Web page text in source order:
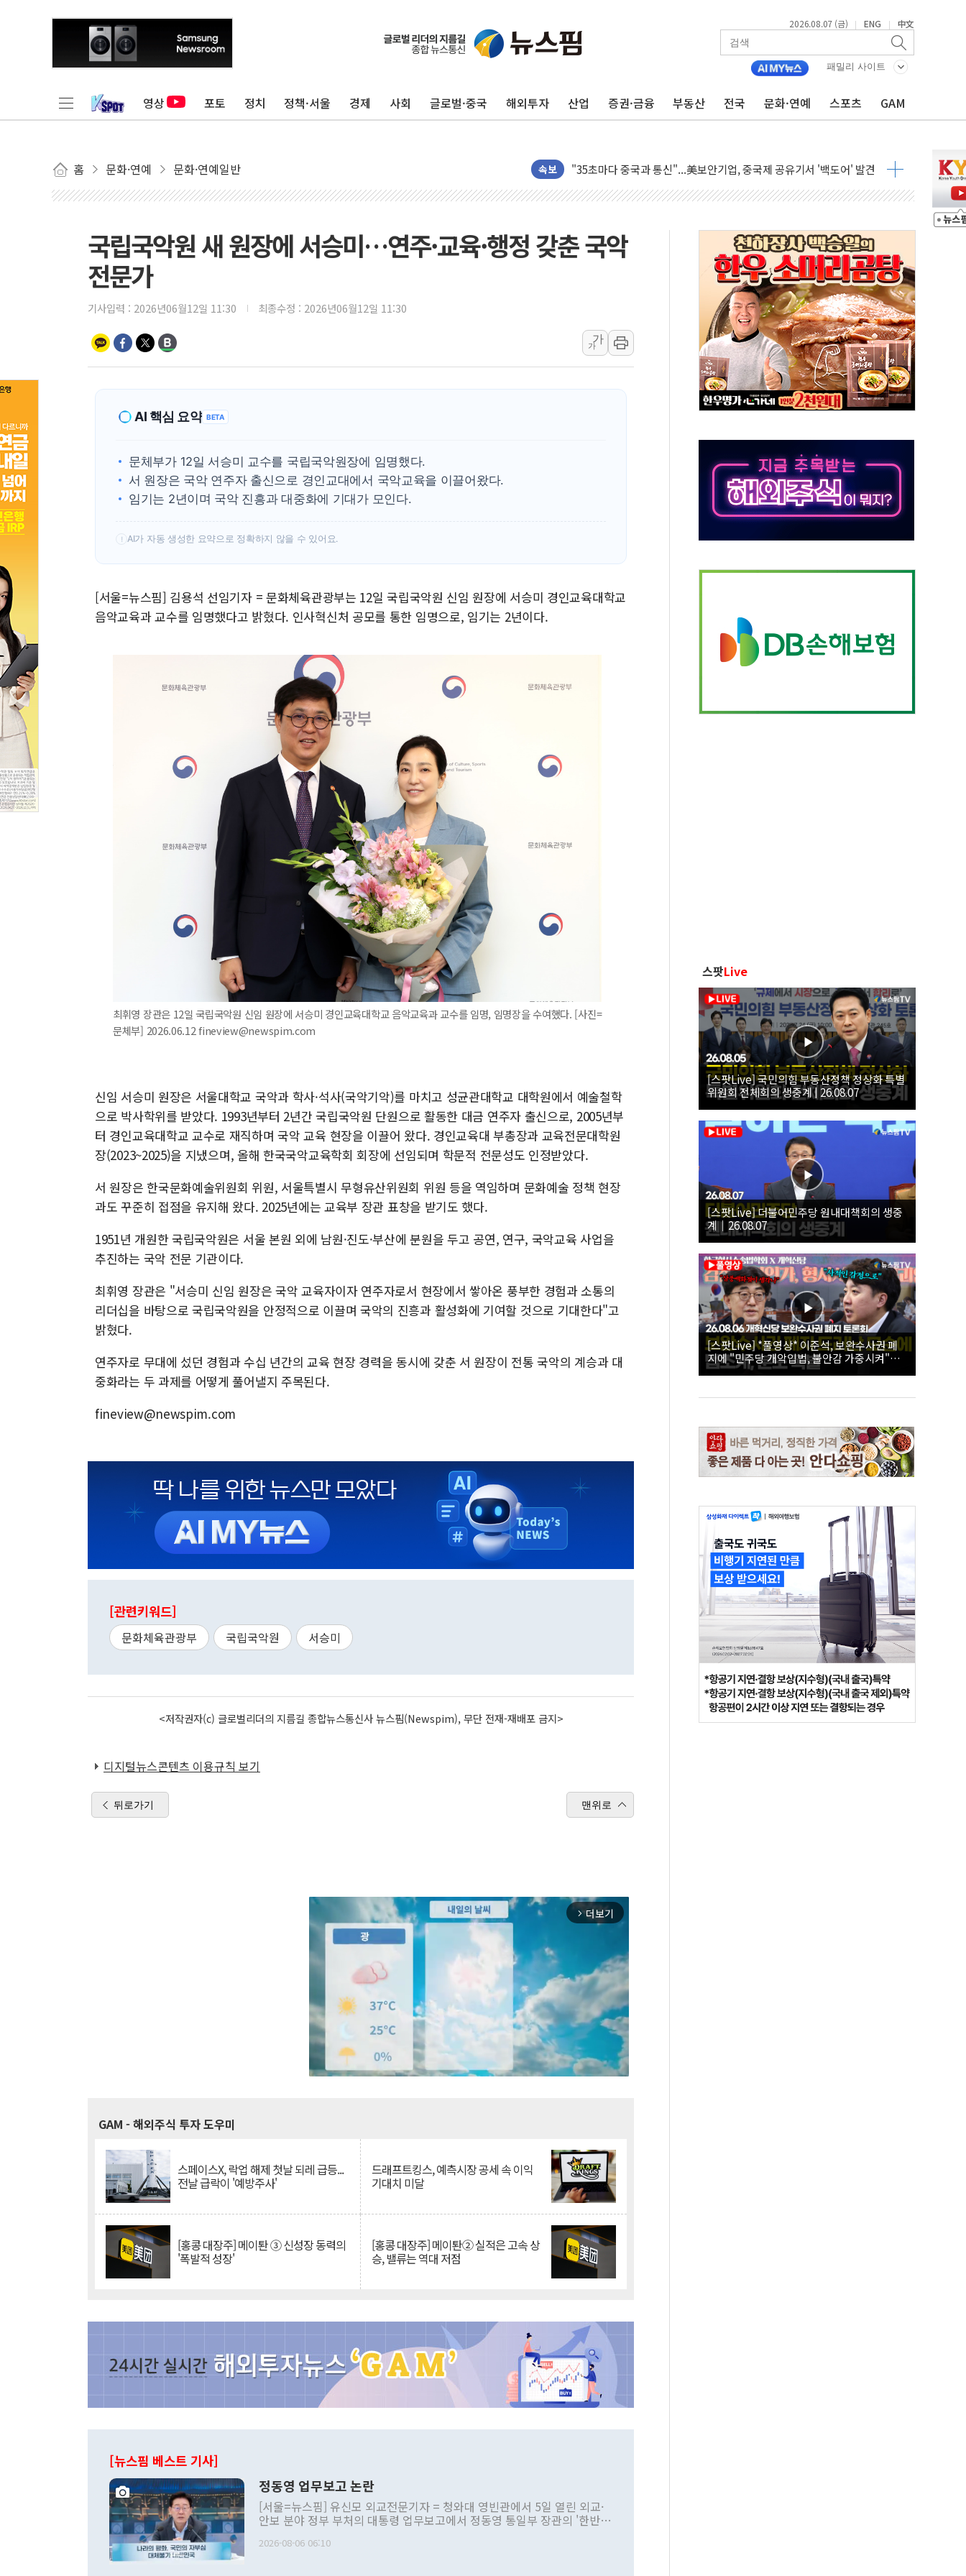
2026.08.07 (금) | ENG | 中文
패밀리 사이트
영상 포토 정치 정책·서울 경제 사회 글로벌·중국 해외투자 산업 증권·금융 부동산 전국 문화·연예 스포츠 GAM
홈 문화·연예 문화·연예일반 속보
예천 실종신고 80대 남성 논둑서 숨진 채 발견
한병도 "막말 정치를 좌시하지 않겠다"
원내대책회의 참석하는 한병도
[컨콜] 네이버, 멤버십 연계 배송 혜택 강화...새벽 배송 도입 예정
[컨콜] 네이버 AI탭, 올해 안으로 부동산과 건강까지 영역 확장 예정
[특징주] 포스코퓨처엠, LFP 장기공급 합의에 7%대 급등
HDC랩스, 'BUILD CON SUMMIT 2026' 참가
와이즈버즈, 상반기 매출 245억원…순이익 흑자 전환
배준영 의원 "거주 사용 형태에 따른 중과세는 과세 원칙 어긋나"
[컨콜] 네이버, AI탭 월간 활성 이용자수 1000만 돌파
[컨콜] 네이버, "엔비디아와 공고한 파트너십 이어갈 예정"
美공화, 韓 '개정 정통망법'에 항의 서한…"표현의 자유 위협"
교원그룹 펫 프렌들리 호텔 '키녹', 30일 2주년 기념 행사
벤처업계 "정부 세제개편안 환영...RSU 세제지원 긍정 검토되길"
최영근 한국전광 대표, ESG경영대상 환경부분 최우수상 수상
국립국악원 새 원장에 서승미…연주·교육·행정 갖춘 국악
전문가
기사입력 : 2026년06월12일 11:30 최종수정 : 2026년06월12일 11:30
가
가
AI 핵심 요약 BETA
문체부가 12일 서승미 교수를 국립국악원장에 임명했다.
서 원장은 국악 연주자 출신으로 경인교대에서 국악교육을 이끌어왔다.
임기는 2년이며 국악 진흥과 대중화에 기대가 모인다.
! AI가 자동 생성한 요약으로 정확하지 않을 수 있어요.
[서울=뉴스핌] 김용석 선임기자 = 문화체육관광부는 12일 국립국악원 신임 원장에 서승미 경인교육대학교
음악교육과 교수를 임명했다고 밝혔다. 인사혁신처 공모를 통한 임명으로, 임기는 2년이다.
최휘영 장관은 12일 국립국악원 신임 원장에 서승미 경인교육대학교 음악교육과 교수를 임명, 임명장을 수여했다. [사진=
문체부] 2026.06.12 fineview@newspim.com
신임 서승미 원장은 서울대학교 국악과 학사·석사(국악기악)를 마치고 성균관대학교 대학원에서 예술철학
으로 박사학위를 받았다. 1993년부터 2년간 국립국악원 단원으로 활동한 대금 연주자 출신으로, 2005년부
터 경인교육대학교 교수로 재직하며 국악 교육 현장을 이끌어 왔다. 경인교육대 부총장과 교육전문대학원
장(2023~2025)을 지냈으며, 올해 한국국악교육학회 회장에 선임되며 학문적 전문성도 인정받았다.
서 원장은 한국문화예술위원회 위원, 서울특별시 무형유산위원회 위원 등을 역임하며 문화예술 정책 현장
과도 꾸준히 접점을 유지해 왔다. 2025년에는 교육부 장관 표창을 받기도 했다.
1951년 개원한 국립국악원은 서울 본원 외에 남원·진도·부산에 분원을 두고 공연, 연구, 국악교육 사업을
추진하는 국악 전문 기관이다.
최휘영 장관은 "서승미 신임 원장은 국악 교육자이자 연주자로서 현장에서 쌓아온 풍부한 경험과 소통의
리더십을 바탕으로 국립국악원을 안정적으로 이끌며 국악의 진흥과 활성화에 기여할 것으로 기대한다"고
밝혔다.
연주자로 무대에 섰던 경험과 수십 년간의 교육 현장 경력을 동시에 갖춘 서 원장이 전통 국악의 계승과 대
중화라는 두 과제를 어떻게 풀어낼지 주목된다.
fineview@newspim.com
[관련키워드]
문화체육관광부 국립국악원 서승미
<저작권자(c) 글로벌리더의 지름길 종합뉴스통신사 뉴스핌(Newspim), 무단 전재-재배포 금지>
디지털뉴스콘텐츠 이용규칙 보기
뒤로가기 맨위로
arrow_forward_ios 더보기
GAM - 해외주식 투자 도우미
스페이스X, 락업 해제 첫날 되레 급등...
전날 급락이 '예방주사'
드래프트킹스, 예측시장 공세 속 이익
기대치 미달
[홍콩 대장주] 메이퇀 ③ 신성장 동력의
'폭발적 성장'
[홍콩 대장주] 메이퇀② 실적은 고속 상
승, 밸류는 역대 저점
[뉴스핌 베스트 기사]
정동영 업무보고 논란
[서울=뉴스핌] 유신모 외교전문기자 = 청와대 영빈관에서 5일 열린 외교·
안보 분야 정부 부처의 대통령 업무보고에서 정동영 통일부 장관의 '한반도
발언 중에는 정부 내 조율을 거치지 않은 사안을 정책으로 추진하겠다고 공
2026-08-06 06:10
스팟Live
[스팟Live] 국민의힘 부동산정책 정상화 특별
위원회 전체회의 생중계 | 26.08.07
[스팟Live] 더불어민주당 원내대책회의 생중
계｜26.08.07
[스팟Live] *풀영상* 이준석, 보완수사권 폐
지에 "민주당 개악입법, 불안감 가중시켜"｜
26.08.06 개혁신당 보완수사권 폐지 토론회